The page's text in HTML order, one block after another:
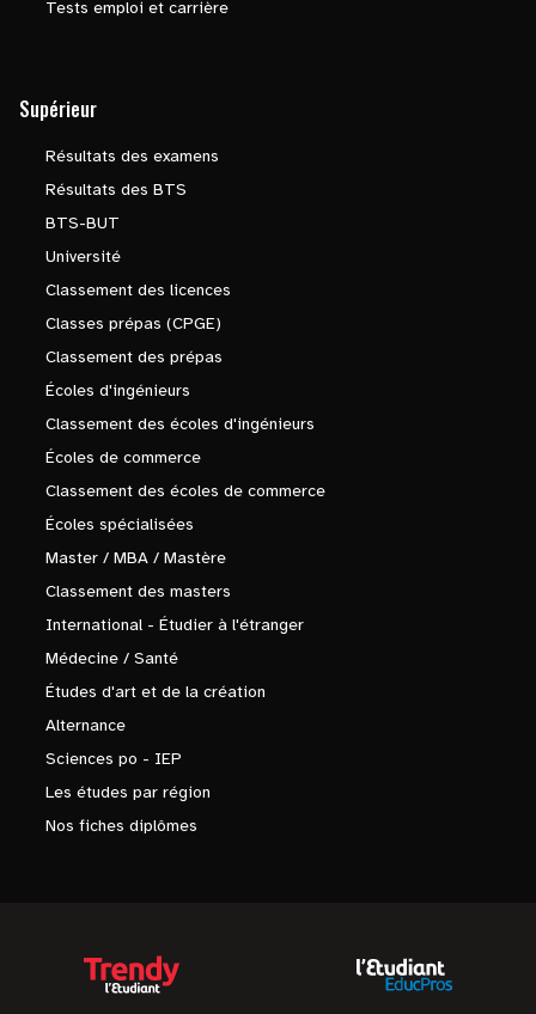
Tests emploi et carrière
Supérieur
Résultats des examens
Résultats des BTS
BTS-BUT
Université
Classement des licences
Classes prépas (CPGE)
Classement des prépas
Écoles d'ingénieurs
Classement des écoles d'ingénieurs
Écoles de commerce
Classement des écoles de commerce
Écoles spécialisées
Master / MBA / Mastère
Classement des masters
International - Étudier à l'étranger
Médecine / Santé
Études d'art et de la création
Alternance
Sciences po - IEP
Les études par région
Nos fiches diplômes